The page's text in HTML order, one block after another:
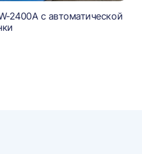
2400A с автоматической